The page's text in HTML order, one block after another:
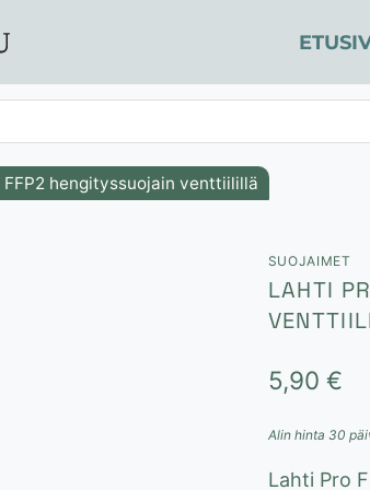
FFP2 hengityssuojain venttiilillä
SUOJAIMET
LAHTI
5,90 €
Alin hinta 30
Lahti Pro